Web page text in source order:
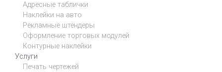
Адресные таблички
Наклейки на авто
Рекламные штендеры
Оформление торговых модулей
Контурные наклейки
Услуги
Печать чертежей